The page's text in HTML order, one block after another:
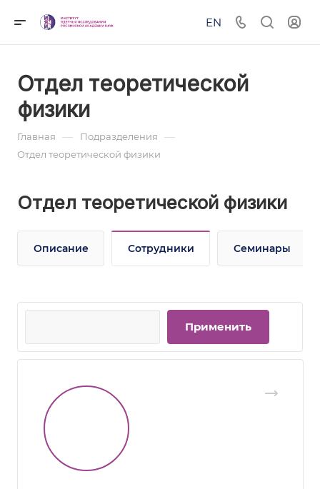
EN
Отдел теоретической
физики
Главная — Подразделения —
Отдел теоретической физики
Отдел теоретической физики
Описание Сотрудники Семинары